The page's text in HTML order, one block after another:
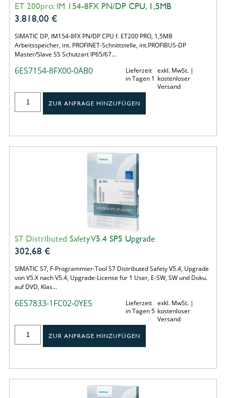
ET 200pro: IM 154-8FX PN/DP CPU, 1,5MB
3.818,00 €
SIMATIC DP, IM154-8FX PN/DP CPU f. ET200 PRO, 1,5MB
Arbeitsspeicher, int. PROFINET-Schnittstelle, int.PROFIBUS-DP
Master/Slave SS Schutzart IP65/67…
6ES7154-8FX00-0AB0
Lieferzeit
in Tagen 1
exkl. MwSt. |
kostenloser
Versand
ZUR ANFRAGE HINZUFÜGEN
S7 Distributed Safety V5.4 SP5 Upgrade
302,68 €
SIMATIC S7, F-Programmier-Tool S7 Distributed Safety V5.4, Upgrade
von V5.X nach V5.4, Upgrade-License für 1 User, E-SW, SW und Doku.
auf DVD, Klas…
6ES7833-1FC02-0YE5
Lieferzeit
in Tagen 5
exkl. MwSt. |
kostenloser
Versand
ZUR ANFRAGE HINZUFÜGEN